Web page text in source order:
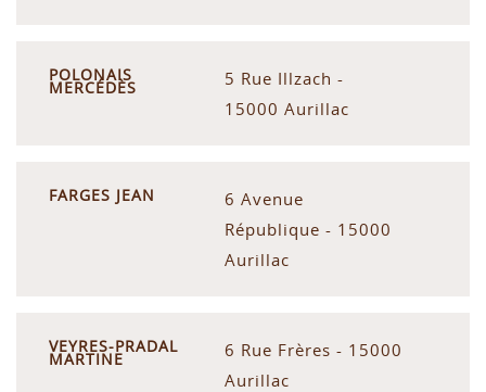
POLONAIS
MERCÉDÈS
5 Rue Illzach -
15000 Aurillac
FARGES JEAN
6 Avenue
République - 15000
Aurillac
VEYRES-PRADAL
MARTINE
6 Rue Frères - 15000
Aurillac